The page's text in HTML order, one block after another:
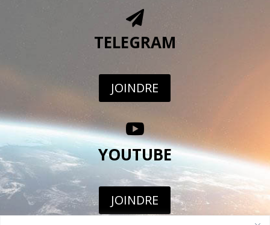

TELEGRAM
JOINDRE

YOUTUBE
JOINDRE